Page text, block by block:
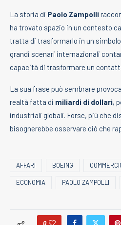
La storia di Paolo Zampolli
ha trovato spazio in un contesto
tratta di trasformarlo in un
grandi scenari internazionali
capacità di trasformare un
La sua frase può sembrare
realtà fatta di miliardi di dollari,
industriali globali. Forse, più che
bisognerebbe osservare ciò che
AFFARI BOEING
ECONOMIA PAOLO ZAMPOLLI
0